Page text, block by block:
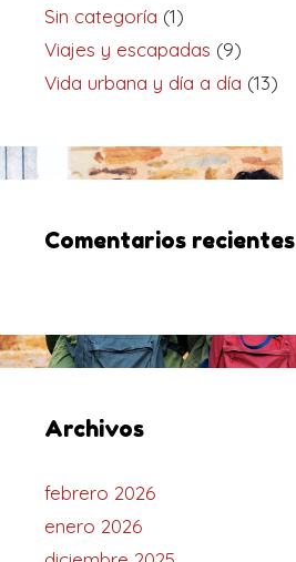
Sin categoría (1)
Viajes y escapadas (9)
Vida urbana y día a día (13)
Comentarios recientes
Archivos
febrero 2026
enero 2026